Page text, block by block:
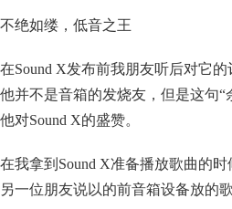
不绝如缕，低音之王
在Sound X发布前我朋友听后对它
他并不是音箱的发烧友，但是这句“
他对Sound X的盛赞。
在我拿到Sound X准备播放歌曲的
另一位朋友说以的前音箱设备放的